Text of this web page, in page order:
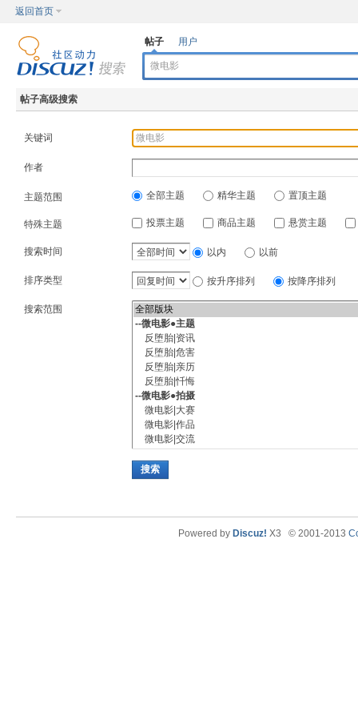
返回首页
帖子 用户
帖子高级搜索
关键词
作者
主题范围 全部主题 精华主题 置顶主题
特殊主题 投票主题 商品主题 悬赏主题
搜索时间 以内 以前
排序类型 按升序排列 按降序排列
搜索范围
搜索
Powered by Discuz! X3 © 2001-2013